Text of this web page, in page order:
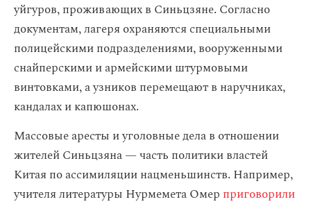
уйгуров, проживающих в Синьцзяне. Согласно
документам, лагеря охраняются специальными
полицейскими подразделениями, вооруженными
снайперскими и армейскими штурмовыми
винтовками, а узников перемещают в наручниках,
кандалах и капюшонах.
Массовые аресты и уголовные дела в отношении
жителей Синьцзяна — часть политики властей
Китая по ассимиляции нацменьшинств. Например,
учителя литературы Нурмемета Омер приговорили